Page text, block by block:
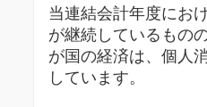
当連結会計年度にお
が継続しているもの
が国の経済は、個人
しています。